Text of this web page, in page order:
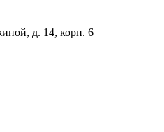
д. 14, корп. 6